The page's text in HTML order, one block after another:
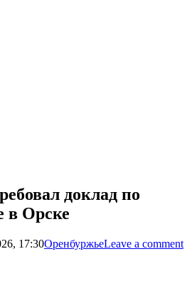
доклад по
в Орске
17:30ОренбуржьеLeave a comment